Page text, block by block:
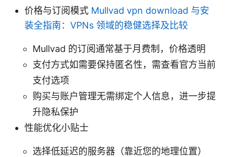
价格与订阅模式 Mullvad vpn download 与安
装全指南：VPNs 领域的稳健选择及比较
Mullvad 的订阅通常基于月费制，价格透明
支付方式如需要保持匿名性，需查看官方当前
支付选项
购买与账户管理无需绑定个人信息，进一步提
升隐私保护
性能优化小贴士
选择低延迟的服务器（靠近您的地理位置）